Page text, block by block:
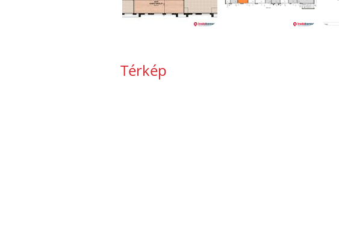
Térkép